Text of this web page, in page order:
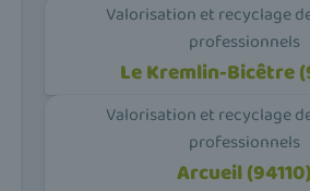
Valorisation et recyclage
professionnels
Le Kremlin-Bicêtre
Valorisation et recyclage
professionnels
Arcueil (94110)